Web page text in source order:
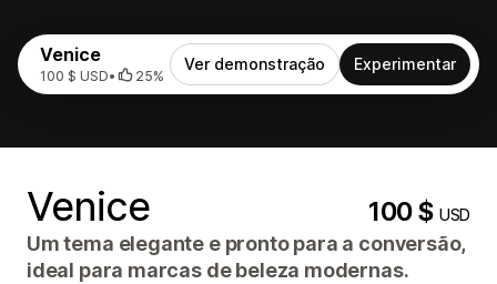
Venice
100 $ USD• 25%
Ver demonstração Experimentar
Venice 100 $USD
Um tema elegante e pronto para a conversão,
ideal para marcas de beleza modernas.